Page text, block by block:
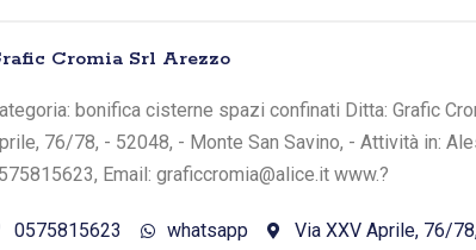
Cromia Srl Arezzo
bonifica cisterne spazi confinati Ditta: Grafic
76/78, - 52048, - Monte San Savino, - Attività in:
Email: graficcromia@alice.it www.?
0575815623 whatsapp Via XXV Aprile, 76/